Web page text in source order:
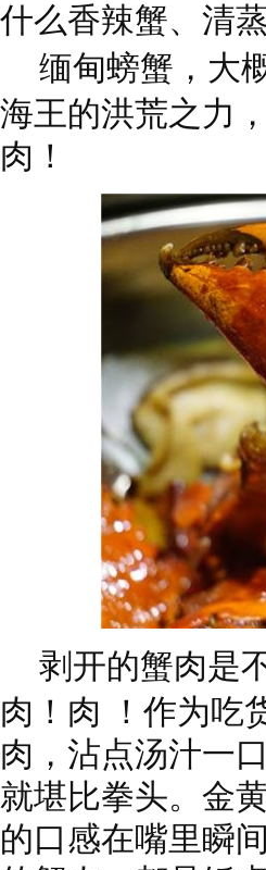
什么香辣蟹、清
缅甸螃蟹，大
海王的洪荒之力，
肉！
剥开的蟹肉是
肉！肉 ！ 作为吃
肉， 沾点汤汁一
就堪比拳头。 金
的口感在嘴里瞬